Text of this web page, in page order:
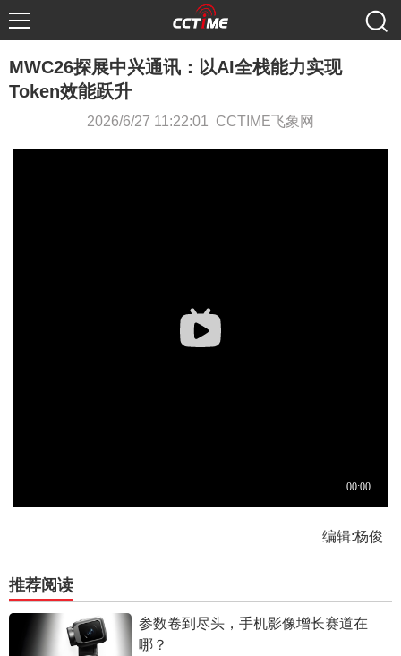
MWC26探展中兴通讯：以AI全栈能力实现
Token效能跃升
2026/6/27 11:22:01 CCTIME飞象网
编辑:杨俊
推荐阅读
参数卷到尽头，手机影像增长赛道在
哪？